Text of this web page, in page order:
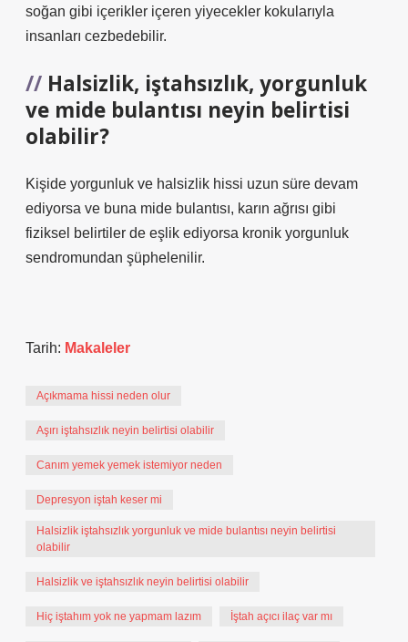
soğan gibi içerikler içeren yiyecekler kokularıyla
insanları cezbedebilir.
Halsizlik, iştahsızlık, yorgunluk
ve mide bulantısı neyin belirtisi
olabilir?
Kişide yorgunluk ve halsizlik hissi uzun süre devam
ediyorsa ve buna mide bulantısı, karın ağrısı gibi
fiziksel belirtiler de eşlik ediyorsa kronik yorgunluk
sendromundan şüphelenilir.
Tarih: Makaleler
Açıkmama hissi neden olur
Aşırı iştahsızlık neyin belirtisi olabilir
Canım yemek yemek istemiyor neden
Depresyon iştah keser mi
Halsizlik iştahsızlık yorgunluk ve mide bulantısı neyin belirtisi
olabilir
Halsizlik ve iştahsızlık neyin belirtisi olabilir
Hiç iştahım yok ne yapmam lazım İştah açıcı ilaç var mı